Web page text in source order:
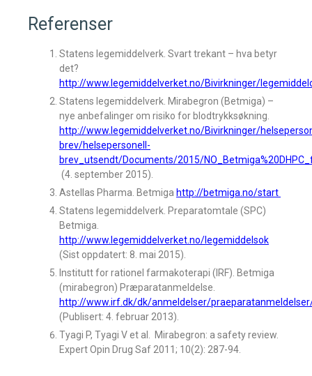
Referenser
Statens legemiddelverk. Svart trekant – hva betyr
det?
http://www.legemiddelverket.no/Bivirkninger/
Statens legemiddelverk. Mirabegron (Betmiga) –
nye anbefalinger om risiko for blodtrykksøkning.
http://www.legemiddelverket.no/Bivirkninger/
brev/helsepersonell-
brev_utsendt/Documents/2015/
(4. september 2015).
Astellas Pharma. Betmiga http://betmiga.no/start
Statens legemiddelverk. Preparatomtale (SPC)
Betmiga.
http://www.legemiddelverket.no/legemiddelsok
(Sist oppdatert: 8. mai 2015).
Institutt for rationel farmakoterapi (IRF). Betmiga
(mirabegron) Præparatanmeldelse.
http://www.irf.dk/dk/anmeldelser/
(Publisert: 4. februar 2013).
Tyagi P, Tyagi V et al. Mirabegron: a safety review.
Expert Opin Drug Saf 2011; 10(2): 287-94.